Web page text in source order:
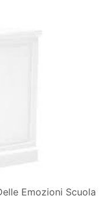
Emozioni Scuola